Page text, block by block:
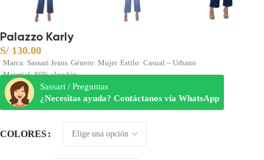
Palazzo Karly
S/ 130.00
Marca: Sassari Jeans Género: Mujer Estilo: Casual – Urbano
Material: 80% algodón
Sassari / Preguntas
¿Necesitas ayuda? Contáctanos vía WhatsApp
COLORES